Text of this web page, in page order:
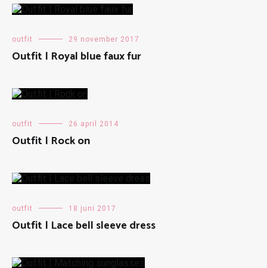
outfit 29 november 2017
Outfit | Royal blue faux fur
outfit 26 april 2014
Outfit | Rock on
outfit 18 juni 2017
Outfit | Lace bell sleeve dress